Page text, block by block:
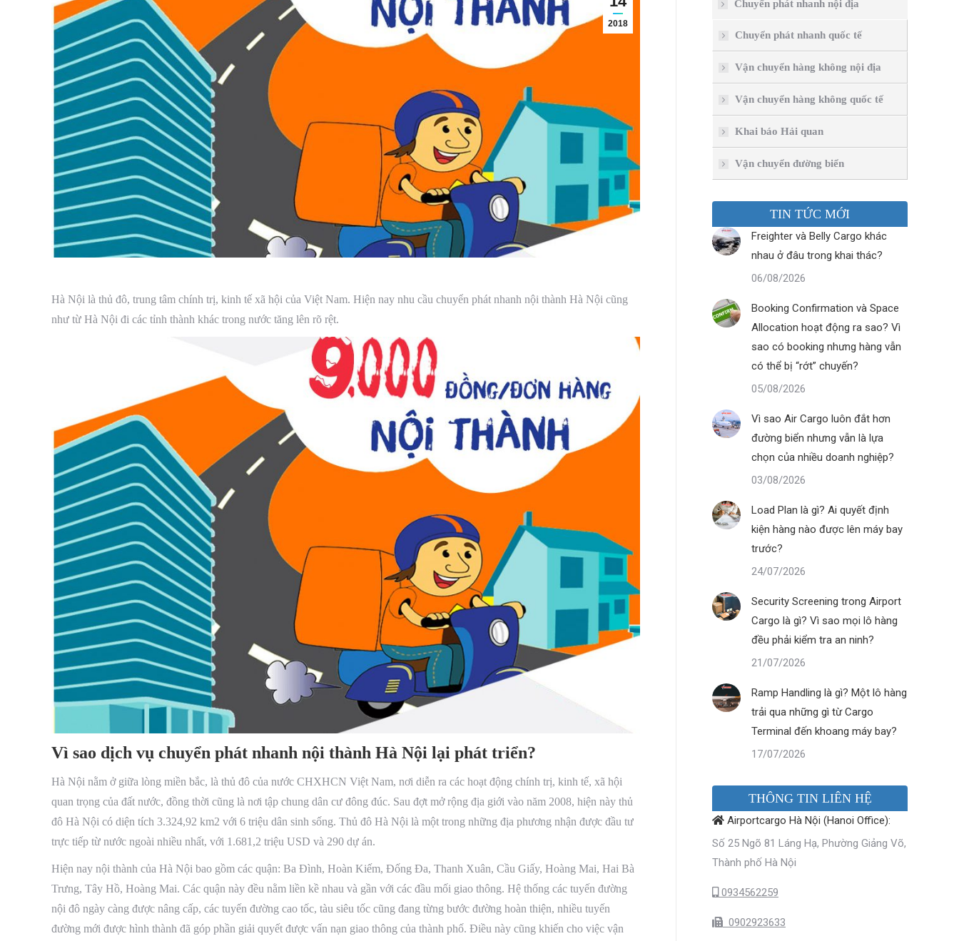
2018
Hà Nội là thủ đô, trung tâm chính trị, kinh tế xã hội của Việt Nam. Hiện nay nhu cầu chuyển phát nhanh nội thành Hà Nội cũng
như từ Hà Nội đi các tỉnh thành khác trong nước tăng lên rõ rệt.
Vì sao dịch vụ chuyển phát nhanh nội thành Hà Nội lại phát triển?
Hà Nội nằm ở giữa lòng miền bắc, là thủ đô của nước CHXHCN Việt Nam, nơi diễn ra các hoạt động chính trị, kinh tế, xã hội
quan trọng của đất nước, đồng thời cũng là nơi tập chung dân cư đông đúc. Sau đợt mở rộng địa giới vào năm 2008, hiện này thủ
đô Hà Nội có diện tích 3.324,92 km2 với 6 triệu dân sinh sống. Thủ đô Hà Nội là một trong những địa phương nhận được đầu tư
trực tiếp từ nước ngoài nhiều nhất, với 1.681,2 triệu USD và 290 dự án.
Hiện nay nội thành của Hà Nội bao gồm các quận: Ba Đình, Hoàn Kiếm, Đống Đa, Thanh Xuân, Cầu Giấy, Hoàng Mai, Hai Bà
Trưng, Tây Hồ, Hoàng Mai. Các quận này đều nằm liền kề nhau và gần với các đầu mối giao thông. Hệ thống các tuyến đường
nội đô ngày càng được nâng cấp, các tuyến đường cao tốc, tàu siêu tốc cũng đang từng bước đường hoàn thiện, nhiều tuyến
đường mới được hình thành đã góp phần giải quyết được vấn nạn giao thông của thành phố. Điều này cũng khiến cho việc vận
Chuyển phát nhanh nội địa
Chuyển phát nhanh quốc tế
Vận chuyển hàng không nội địa
Vận chuyển hàng không quốc tế
Khai báo Hải quan
Vận chuyển đường biển
TIN TỨC MỚI
Freighter và Belly Cargo khác
nhau ở đâu trong khai thác?
06/08/2026
Booking Confirmation và Space
Allocation hoạt động ra sao? Vì
sao có booking nhưng hàng vẫn
có thể bị “rớt” chuyến?
05/08/2026
Vì sao Air Cargo luôn đắt hơn
đường biển nhưng vẫn là lựa
chọn của nhiều doanh nghiệp?
03/08/2026
Load Plan là gì? Ai quyết định
kiện hàng nào được lên máy bay
trước?
24/07/2026
Security Screening trong Airport
Cargo là gì? Vì sao mọi lô hàng
đều phải kiểm tra an ninh?
21/07/2026
Ramp Handling là gì? Một lô hàng
trải qua những gì từ Cargo
Terminal đến khoang máy bay?
17/07/2026
THÔNG TIN LIÊN HỆ
Airportcargo Hà Nội (Hanoi Office):
Số 25 Ngõ 81 Láng Hạ, Phường Giảng Võ,
Thành phố Hà Nội
0934562259
0902923633